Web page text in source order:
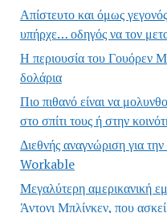
Απίστευτο και όμως
υπήρχε… οδηγός να τον
Η περιουσία του Γουόρεν
δολάρια
Πιο πιθανό είναι να
στο σπίτι τους ή στην
Διεθνής αναγνώριση για
Workable
Μεγαλύτερη αμερικανική
Άντονι Μπλίνκεν, που